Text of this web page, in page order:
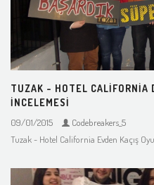
TUZAK - HOTEL CALIFORNIA
İNCELEMESI
09/01/2015
Codebreakers_5
Tuzak - Hotel California Evden Kaçış